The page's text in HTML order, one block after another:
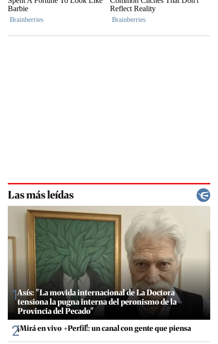
Las más leídas
1Asís: "La movida internacional de La Doctora
tensiona la pugna interna del peronismo de la
Provincia del Pecado"
2¡Mirá en vivo +Perfil!: un canal con gente que piensa